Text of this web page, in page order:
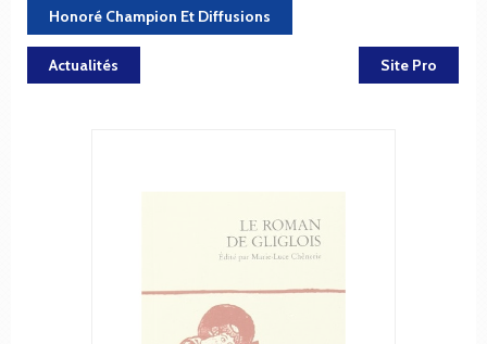
Honoré Champion Et Diffusions
Actualités Site Pro